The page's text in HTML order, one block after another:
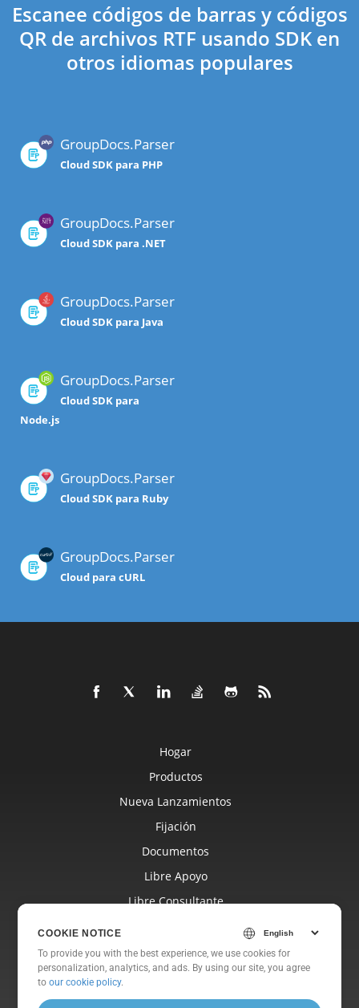
Escanee códigos de barras y códigos
QR de archivos RTF usando SDK en
otros idiomas populares
GroupDocs.Parser
Cloud SDK para PHP
GroupDocs.Parser
Cloud SDK para .NET
GroupDocs.Parser
Cloud SDK para Java
GroupDocs.Parser
Cloud SDK para
Node.js
GroupDocs.Parser
Cloud SDK para Ruby
GroupDocs.Parser
Cloud para cURL
Hogar
Productos
Nueva Lanzamientos
Fijación
Documentos
Libre Apoyo
Libre Consultante
Sitios Web
Sobre
COOKIE NOTICE
To provide you with the best experience, we use cookies for
personalization, analytics, and ads. By using our site, you agree
toour cookie policy.